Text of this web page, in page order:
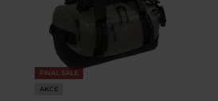
FINAL SALE
AKCE